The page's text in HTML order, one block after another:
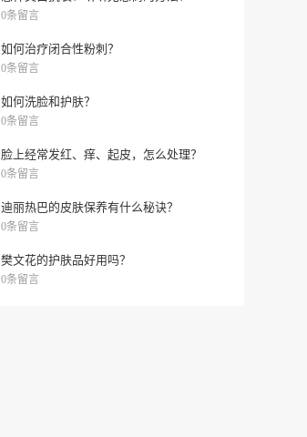
0条留言
如何治疗闭合性粉刺？
0条留言
如何洗脸和护肤？
0条留言
脸上经常发红、痒、起皮，怎么处理？
0条留言
迪丽热巴的皮肤保养有什么秘诀？
0条留言
樊文花的护肤品好用吗？
0条留言